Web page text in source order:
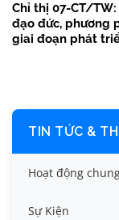
Chỉ thị 07-CT/
đạo đức, phương
giai đoạn phát
TIN TỨC &
Hoạt động
Tin công tác
Sự Kiện